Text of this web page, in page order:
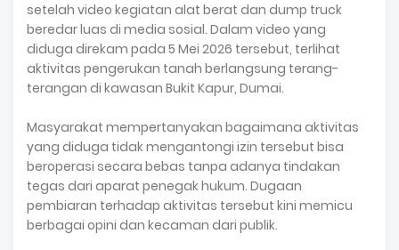
setelah video kegiatan alat berat dan dump truck
beredar luas di media sosial. Dalam video yang
diduga direkam pada 5 Mei 2026 tersebut, terlihat
aktivitas pengerukan tanah berlangsung terang-
terangan di kawasan Bukit Kapur, Dumai.
Masyarakat mempertanyakan bagaimana aktivitas
yang diduga tidak mengantongi izin tersebut bisa
beroperasi secara bebas tanpa adanya tindakan
tegas dari aparat penegak hukum. Dugaan
pembiaran terhadap aktivitas tersebut kini memicu
berbagai opini dan kecaman dari publik.